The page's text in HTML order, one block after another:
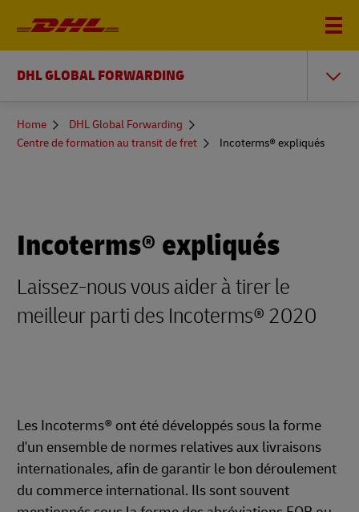
DHL GLOBAL FORWARDING
You
here
Home
DHL Global Forwarding
Centre de formation au transit de fret
Incoterms® expliqués
Incoterms® expliqués
Laissez-nous vous aider à tirer le
meilleur parti des Incoterms® 2020
Les Incoterms® ont été développés sous la forme
d'un ensemble de normes relatives aux livraisons
internationales, afin de garantir le bon déroulement
du commerce international. Ils sont souvent